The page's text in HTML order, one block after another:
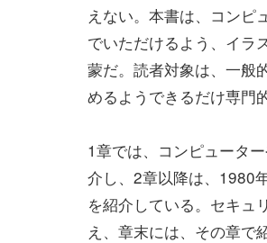
えない。本書は、コンピ
でいただけるよう、イラ
蒙だ。読者対象は、一般
めるようできるだけ専門
1章では、コンピュータ
介し、2章以降は、1980
を紹介している。セキュ
え、章末には、その章で